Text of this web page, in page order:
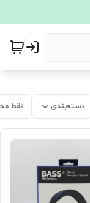
دسته‌بندی فقط